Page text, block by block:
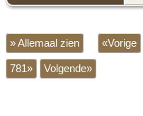
» Allemaal zien «Vorige
781» Volgende»